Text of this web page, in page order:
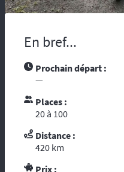
En bref...
Prochain départ :
—
Places :
20 à 100
Distance :
420 km
Prix :
le Guide du
des affaires
couverture à
diplômé de
vous vous